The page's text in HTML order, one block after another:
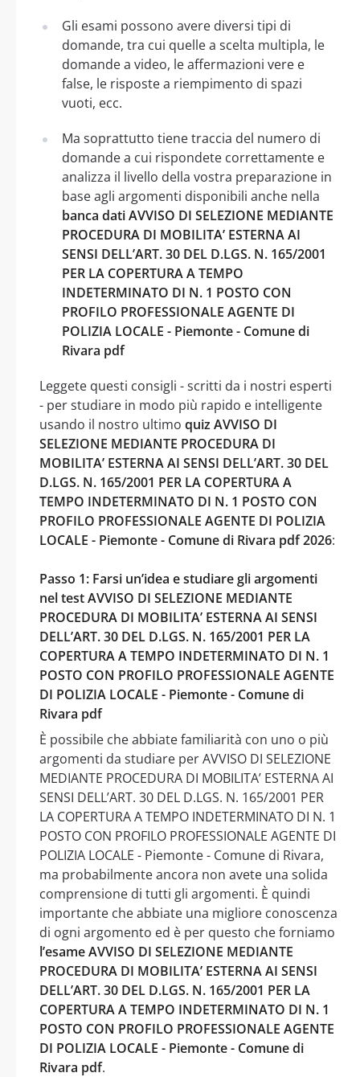
Gli esami possono avere diversi tipi di
domande, tra cui quelle a scelta multipla, le
domande a video, le affermazioni vere e
false, le risposte a riempimento di spazi
vuoti, ecc.
Ma soprattutto tiene traccia del numero di
domande a cui rispondete correttamente e
analizza il livello della vostra preparazione in
base agli argomenti disponibili anche nella
banca dati AVVISO DI SELEZIONE MEDIANTE
PROCEDURA DI MOBILITA’ ESTERNA AI
SENSI DELL’ART. 30 DEL D.LGS. N. 165/2001
PER LA COPERTURA A TEMPO
INDETERMINATO DI N. 1 POSTO CON
PROFILO PROFESSIONALE AGENTE DI
POLIZIA LOCALE - Piemonte - Comune di
Rivara pdf
Leggete questi consigli - scritti da i nostri esperti
- per studiare in modo più rapido e intelligente
usando il nostro ultimo quiz AVVISO DI
SELEZIONE MEDIANTE PROCEDURA DI
MOBILITA’ ESTERNA AI SENSI DELL’ART. 30 DEL
D.LGS. N. 165/2001 PER LA COPERTURA A
TEMPO INDETERMINATO DI N. 1 POSTO CON
PROFILO PROFESSIONALE AGENTE DI POLIZIA
LOCALE - Piemonte - Comune di Rivara pdf 2026:
Passo 1: Farsi un’idea e studiare gli argomenti
nel test AVVISO DI SELEZIONE MEDIANTE
PROCEDURA DI MOBILITA’ ESTERNA AI SENSI
DELL’ART. 30 DEL D.LGS. N. 165/2001 PER LA
COPERTURA A TEMPO INDETERMINATO DI N. 1
POSTO CON PROFILO PROFESSIONALE AGENTE
DI POLIZIA LOCALE - Piemonte - Comune di
Rivara pdf
È possibile che abbiate familiarità con uno o più
argomenti da studiare per AVVISO DI SELEZIONE
MEDIANTE PROCEDURA DI MOBILITA’ ESTERNA AI
SENSI DELL’ART. 30 DEL D.LGS. N. 165/2001 PER
LA COPERTURA A TEMPO INDETERMINATO DI N. 1
POSTO CON PROFILO PROFESSIONALE AGENTE DI
POLIZIA LOCALE - Piemonte - Comune di Rivara,
ma probabilmente ancora non avete una solida
comprensione di tutti gli argomenti. È quindi
importante che abbiate una migliore conoscenza
di ogni argomento ed è per questo che forniamo
l’esame AVVISO DI SELEZIONE MEDIANTE
PROCEDURA DI MOBILITA’ ESTERNA AI SENSI
DELL’ART. 30 DEL D.LGS. N. 165/2001 PER LA
COPERTURA A TEMPO INDETERMINATO DI N. 1
POSTO CON PROFILO PROFESSIONALE AGENTE
DI POLIZIA LOCALE - Piemonte - Comune di
Rivara pdf.